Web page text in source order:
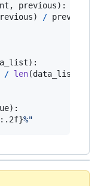
, previous):
) / previous
):
/ len(data_list
):
:.2f}%"